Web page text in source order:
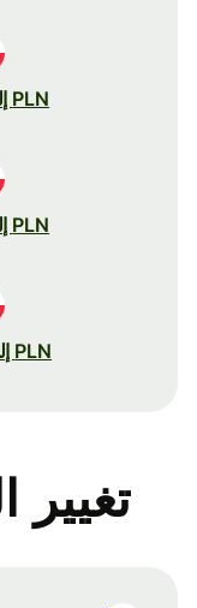
PLN إلى GBP
PLN إلى CHF
PLN إلى NOK
تغيير